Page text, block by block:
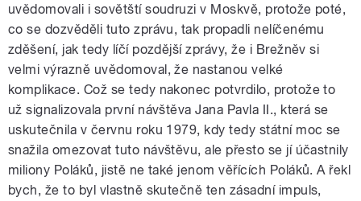
uvědomovali i sovětští soudruzi v Moskvě, protože poté,
co se dozvěděli tuto zprávu, tak propadli nelíčenému
zděšení, jak tedy líčí pozdější zprávy, že i Brežněv si
velmi výrazně uvědomoval, že nastanou velké
komplikace. Což se tedy nakonec potvrdilo, protože to
už signalizovala první návštěva Jana Pavla II., která se
uskutečnila v červnu roku 1979, kdy tedy státní moc se
snažila omezovat tuto návštěvu, ale přesto se jí účastnily
miliony Poláků, jistě ne také jenom věřících Poláků. A řekl
bych, že to byl vlastně skutečně ten zásadní impuls,